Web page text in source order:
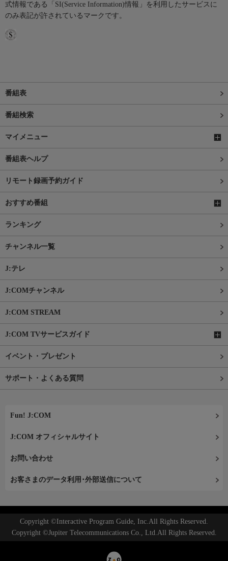
式情報である「SI(Service Information)情報」を利用したサービスに
のみ表記が許されているマークです。
番組表
番組検索
マイメニュー
番組表ヘルプ
リモート録画予約ガイド
おすすめ番組
ランキング
チャンネル一覧
J:テレ
J:COMチャンネル
J:COM STREAM
J:COM TVサービスガイド
イベント・プレゼント
サポート・よくある質問
Fun! J:COM
J:COM オフィシャルサイト
お問い合わせ
お客さまのデータ利用･外部送信について
Copyright ©Interactive Program Guide, Inc.All Rights Reserved.
Copyright ©Jupiter Telecommunications Co., Ltd.All Rights Reserved.